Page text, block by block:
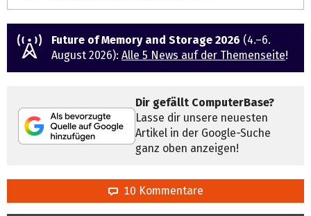
Future of Memory and Storage 2026 (4.–6.
August 2026): Alle 5 News auf der Themenseite!
Dir gefällt ComputerBase?
Lasse dir unsere neuesten
Artikel in der Google-Suche
ganz oben anzeigen!
10 Kommentare